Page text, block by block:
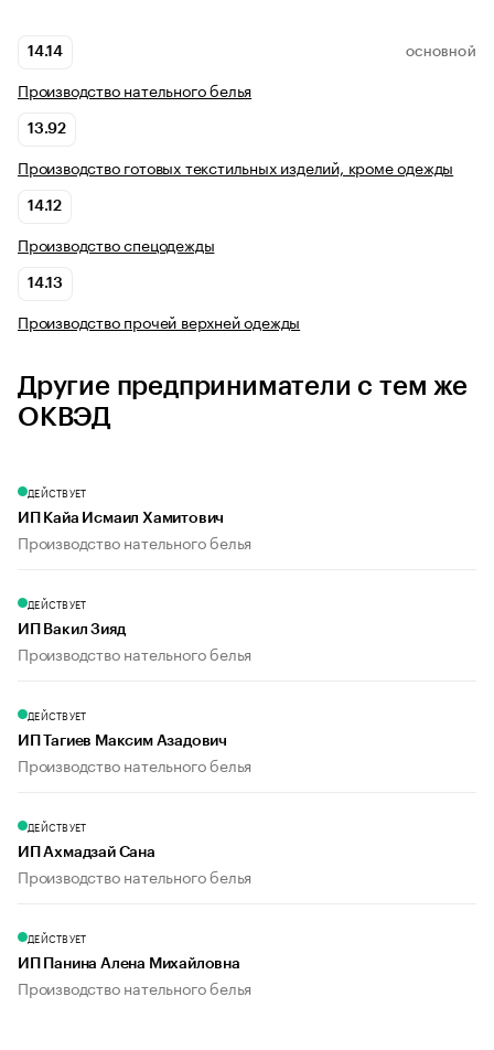
14.14 ОСНОВНОЙ
Производство нательного белья
13.92
Производство готовых текстильных изделий, кроме одежды
14.12
Производство спецодежды
14.13
Производство прочей верхней одежды
Другие предприниматели с тем же
ОКВЭД
ДЕЙСТВУЕТ
ИП Кайа Исмаил Хамитович
Производство нательного белья
ДЕЙСТВУЕТ
ИП Вакил Зияд
Производство нательного белья
ДЕЙСТВУЕТ
ИП Тагиев Максим Азадович
Производство нательного белья
ДЕЙСТВУЕТ
ИП Ахмадзай Сана
Производство нательного белья
ДЕЙСТВУЕТ
ИП Панина Алена Михайловна
Производство нательного белья